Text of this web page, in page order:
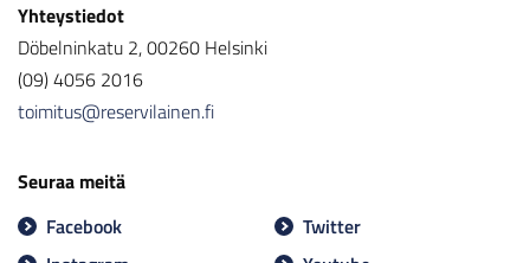
Yhteystiedot
Döbelninkatu 2, 00260 Helsinki
(09) 4056 2016
toimitus@reservilainen.fi
Seuraa meitä
Facebook
Twitter